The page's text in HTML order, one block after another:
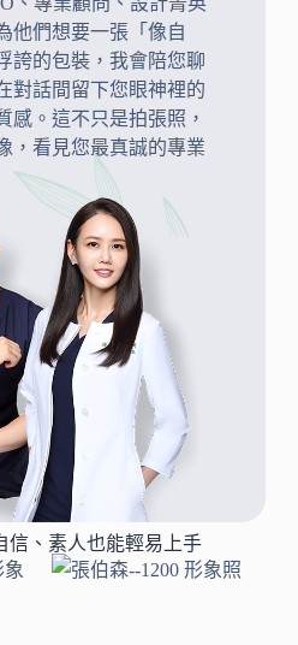
他們想要一張「像自
誇的包裝，我會陪您聊
對話間留下您眼神裡的
感。這不只是拍張照，
，看見您最真誠的專業
信、素人也能輕易上手